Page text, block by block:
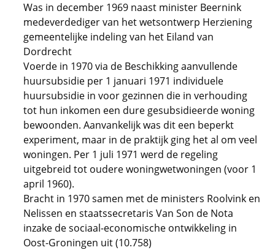
Was in december 1969 naast minister Beernink
medeverdediger van het wetsontwerp Herziening
gemeentelijke indeling van het Eiland van
Dordrecht
Voerde in 1970 via de Beschikking aanvullende
huursubsidie per 1 januari 1971 individuele
huursubsidie in voor gezinnen die in verhouding
tot hun inkomen een dure gesubsidieerde woning
bewoonden. Aanvankelijk was dit een beperkt
experiment, maar in de praktijk ging het al om veel
woningen. Per 1 juli 1971 werd de regeling
uitgebreid tot oudere woningwetwoningen (voor 1
april 1960).
Bracht in 1970 samen met de ministers Roolvink en
Nelissen en staatssecretaris Van Son de Nota
inzake de sociaal-economische ontwikkeling in
Oost-Groningen uit (10.758)